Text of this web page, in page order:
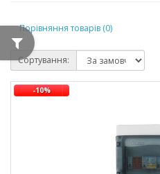
Порівняння товарів (0)
Сортування:
-10%